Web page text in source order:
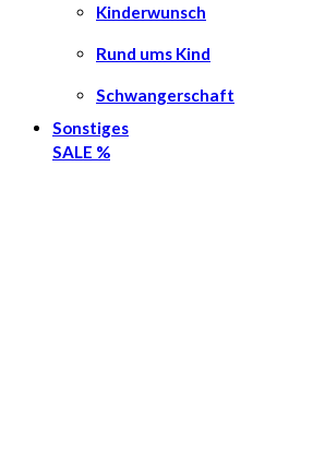
Kinderwunsch
Rund ums Kind
Schwangerschaft
Sonstiges
SALE %